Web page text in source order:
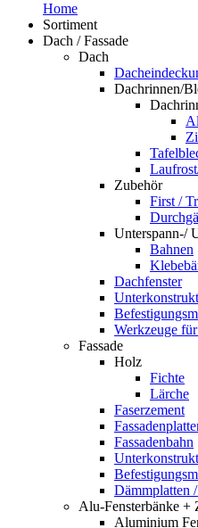
Home
Sortiment
Dach / Fassade
Dach
Dachrinnen/
Zubehör
First /
Unterspann-/
Bahnen
Dachfenster
Werkzeuge
Fassade
Holz
Fichte
Lärche
Faserzement
Fassadenbahn
Dämmplatten
Alu-Fensterbänke +
Aluminium